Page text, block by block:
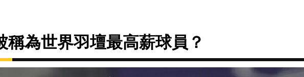
稱為世界羽壇最高薪球員？